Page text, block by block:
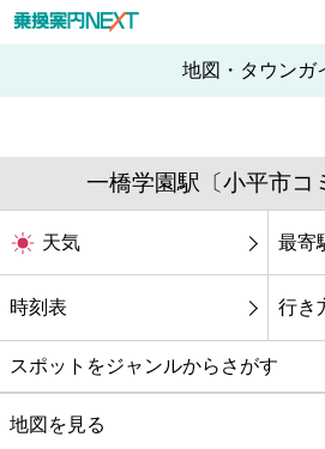
地図・タウンガ
一橋学園駅〔小平市コ
天気 最寄
時刻表 行き
スポットをジャンルからさがす
グルメ
地図を見る